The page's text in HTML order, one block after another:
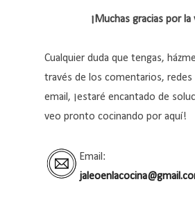
¡Muchas gracias por la
Cualquier duda que tengas,
través de los comentarios, redes
email, ¡estaré encantado de
veo pronto cocinando por aquí!
Email: